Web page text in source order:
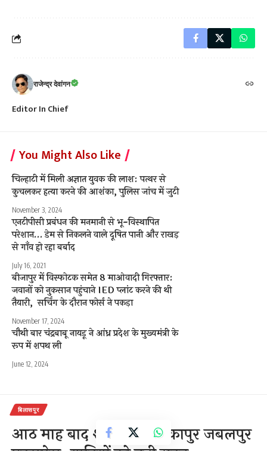
राजेन्द्र देवांगन
Editor In Chief
You Might Also Like
चिल्हाटी में मिली अज्ञात युवक की लाश: पत्थर से
कुचलकर हत्या करने की आशंका, पुलिस जांच में जुटी
November 3, 2024
एनटीपीसी प्रबंधन की मनमानी से भू-विस्थापित
परेशान… डेम से निकलने वाले दूषित पानी और राखड़
से गाँव हो रहा बर्बाद
July 16, 2021
बीजापुर में विस्फोटक समेत 8 माओवादी गिरफ्तार:
जवानों को नुकसान पहुंचाने IED प्लांट करने की थी
तैयारी, सर्चिंग के दौरान फोर्स ने पकड़ा
November 17, 2024
चौथी बार चंद्रबाबू नायडू ने आंध्र प्रदेश के मुख्यमंत्री के
रूप में शपथ ली
June 12, 2024
बिलासपुर
आठ माह बाद शुरू हुई अम्बिकापुर जबलपुर
एक्सप्रेस, यात्रियों को बड़ी राहत